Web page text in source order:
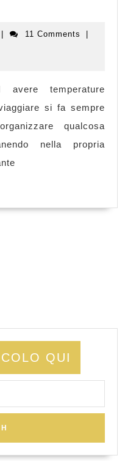
ROAD
11 Comments
temperature
si fa sempre
qualcosa
nella propria
QUI